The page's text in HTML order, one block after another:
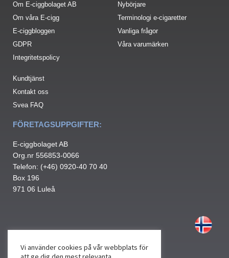
Om E-ciggbolaget AB
Om våra E-cigg
E-ciggbloggen
GDPR
Integritetspolicy
Kundtjänst
Kontakt oss
Svea FAQ
Nybörjare
Terminologi e-cigaretter
Vanliga frågor
Våra varumärken
FÖRETAGSUPPGIFTER:
E-ciggbolaget AB
Org.nr 556853-0066
Telefon: (+46) 0920-40 70 40
Box 196
971 06 Luleå
Vi använder cookies på vår webbplats för